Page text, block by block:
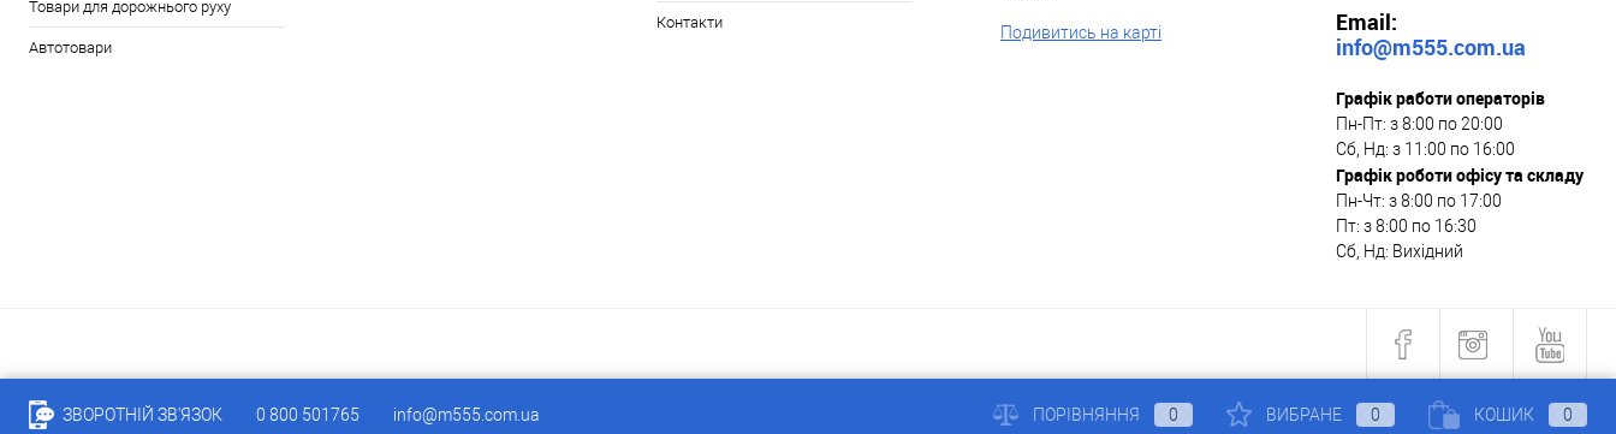
Товари для дорожнього руху
Автотовари
Контакти
Подивитись на карті
Email:
info@m555.com.ua
Графік работи операторів
Пн-Пт: з 8:00 по 20:00
Сб, Нд: з 11:00 по 16:00
Графік роботи офісу та складу
Пн-Чт: з 8:00 по 17:00
Пт: з 8:00 по 16:30
Сб, Нд: Вихідний
ЗВОРОТНІЙ ЗВ'ЯЗОК 0 800 501765 info@m555.com.ua ПОРІВНЯННЯ 0 ВИБРАНЕ 0 КОШИК 0